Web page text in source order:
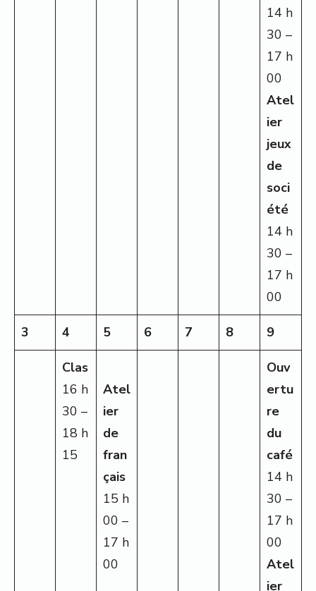
14 h
30 –
17 h
00
Atel
ier
jeux
de
soci
été
14 h
30 –
17 h
00
3 4 5 6 7 8 9
Clas
16 h
30 –
18 h
15
Atel
ier
de
fran
çais
15 h
00 –
17 h
00
Ouv
ertu
re
du
café
14 h
30 –
17 h
00
Atel
ier